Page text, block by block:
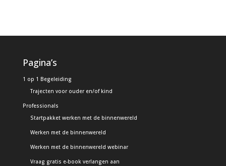
Pagina’s
1 op 1 Begeleiding
Trajecten voor ouder en/of kind
Professionals
Startpakket werken met de binnenwereld
Werken met de binnenwereld
Werken met de binnenwereld webinar
Vraag gratis e-book verlangen aan